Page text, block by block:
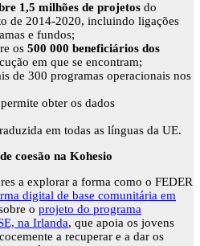
1,5 milhões de projetos do
de 2014-2020, incluindo ligações
e fundos;
os 500 000 beneficiários dos
em que se encontram;
de 300 programas operacionais nos
obter os dados
em todas as línguas da UE.
coesão na Kohesio
a explorar a forma como o FEDER
digital de base comunitária em
o projeto do programa
na Irlanda, que apoia os jovens
a recuperar e a dar os